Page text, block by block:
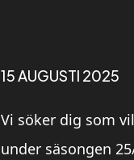
15 AUGUSTI 2025
Vi söker dig som
under säsongen